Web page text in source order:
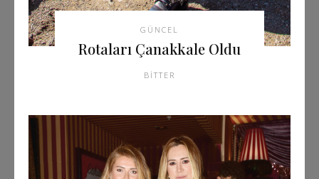
GÜNCEL
Rotaları Çanakkale Oldu
BITTER